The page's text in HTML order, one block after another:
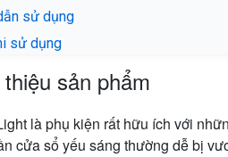
sử dụng
sử dụng
sản phẩm
là phụ kiện rất hữu ích với
cửa sổ yếu sáng thường dễ bị